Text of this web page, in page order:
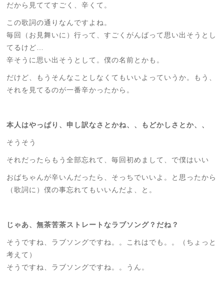
だから見ててすごく、辛くて。
この歌詞の通りなんですよね。
毎回（お見舞いに）行って、すごくがんばって思い出そうとし
てるけど…
辛そうに思い出そうとして。僕の名前とかも。
だけど、もうそんなことしなくてもいいよっていうか。もう、
それを見てるのが一番辛かったから。
本人はやっぱり、申し訳なさとかね、、もどかしさとか、、
そうそう
それだったらもう全部忘れて、毎回初めまして、で僕はいい
おばちゃんが辛いんだったら、そっちでいいよ。と思ったから
（歌詞に）僕の事忘れてもいいんだよ、と。
じゃあ、無茶苦茶ストレートなラブソング？だね？
そうですね、ラブソングですね。。これはでも。。（ちょっと
考えて）
そうですね、ラブソングですね。。うん。